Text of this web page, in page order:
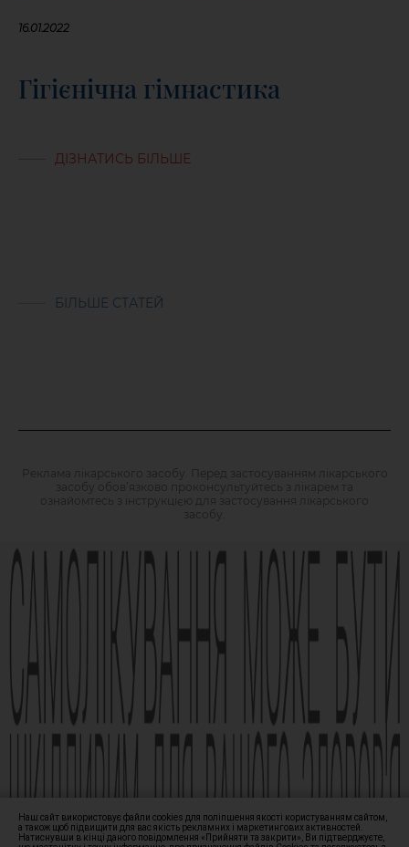
16.01.2022
Гігієнічна гімнастика
ДІЗНАТИСЬ БІЛЬШЕ
БІЛЬШЕ СТАТЕЙ
Реклама лікарського засобу. Перед застосуванням лікарського
засобу обов’язково проконсультуйтесь з лікарем та
ознайомтесь з інструкцією для застосування лікарського
засобу.
АМІЗОН РП МОЗ України № UA/6493/01/01, UA/6493/01/02 зі
змінами від 21.09.2021 Наказ МОЗ № 1994
(044) 496-87-87, info@farmak.ua, www.farmak.ua
© Амізон, 2009-2026
Наш сайт використовує файли cookies для поліпшення якості користуванням сайтом,
а також щоб підвищити для вас якість рекламних і маркетингових активностей.
Натиснувши в кінці даного повідомлення «Прийняти та закрити», Ви підтверджуєте,